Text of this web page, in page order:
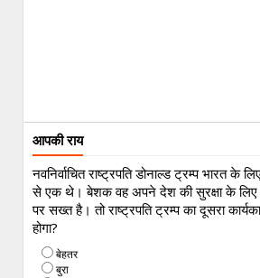
आपकी राय
नवनिर्वाचित राष्ट्रपति डोनाल्ड ट्रम्प भारत के
से एक थे। बेशक वह अपने देश की सुरक्षा के लिए
पर सख्त है। तो राष्ट्रपति ट्रम्प का दूसरा
होगा?
बेहतर
बुरा